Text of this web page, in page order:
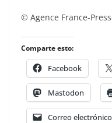
© Agence France-
Comparte esto:
Facebook
Mastodon
Correo electrónico